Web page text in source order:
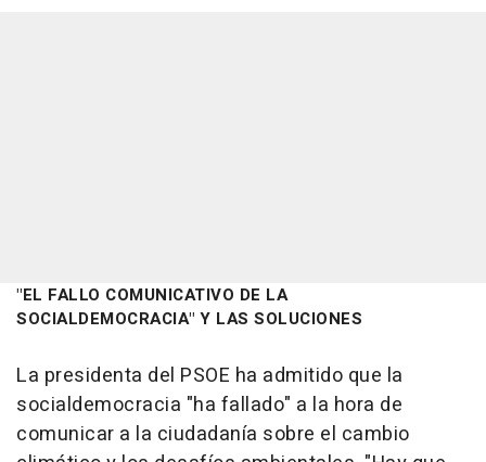
"EL FALLO COMUNICATIVO DE LA
SOCIALDEMOCRACIA" Y LAS SOLUCIONES
La presidenta del PSOE ha admitido que la
socialdemocracia "ha fallado" a la hora de
comunicar a la ciudadanía sobre el cambio